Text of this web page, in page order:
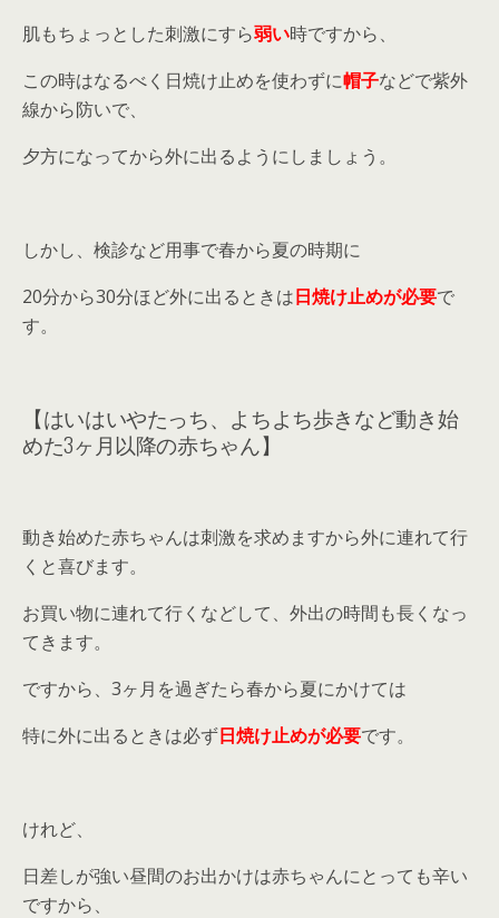
肌もちょっとした刺激にすら弱い時ですから、
この時はなるべく日焼け止めを使わずに帽子などで紫外
線から防いで、
夕方になってから外に出るようにしましょう。
しかし、検診など用事で春から夏の時期に
20分から30分ほど外に出るときは日焼け止めが必要で
す。
【はいはいやたっち、よちよち歩きなど動き始
めた3ヶ月以降の赤ちゃん】
動き始めた赤ちゃんは刺激を求めますから外に連れて行
くと喜びます。
お買い物に連れて行くなどして、外出の時間も長くなっ
てきます。
ですから、3ヶ月を過ぎたら春から夏にかけては
特に外に出るときは必ず日焼け止めが必要です。
けれど、
日差しが強い昼間のお出かけは赤ちゃんにとっても辛い
ですから、